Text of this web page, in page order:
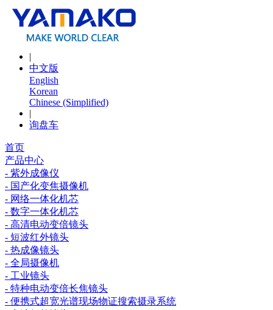
|
中文版
English
Korean
Chinese (Simplified)
|
询盘车
首页
产品中心
- 紫外成像仪
- 国产化变焦摄像机
- 网络一体化机芯
- 数字一体化机芯
- 高清电动变倍镜头
- 短波红外镜头
- 热成像镜头
- 全局摄像机
- 工业镜头
- 特种电动变倍长焦镜头
- 便携式超宽光谱现场物证搜索摄录系统